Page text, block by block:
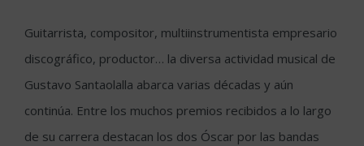
Guitarrista, compositor, multiinstrumentista empresario
discográfico, productor… la diversa actividad musical de
Gustavo Santaolalla abarca varias décadas y aún
continúa. Entre los muchos premios recibidos a lo largo
de su carrera destacan los dos Óscar por las bandas